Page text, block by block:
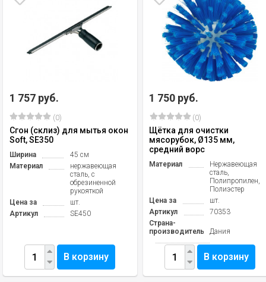
1 757 руб.
(0)
Сгон (склиз) для мытья окон
Soft, SE350
Ширина
45 см
Материал
нержавеющая
сталь, с
обрезиненной
рукояткой
Цена за
шт.
Артикул
SE450
В корзину
1 750 руб.
(0)
Щётка для очистки
мясорубок, Ø135 мм,
средний ворс
Материал
Нержавеющая
сталь,
Полипропилен,
Полиэстер
Цена за
шт.
Артикул
70353
Страна-
производитель
Дания
В корзину